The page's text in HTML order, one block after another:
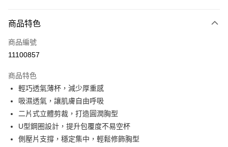
信用卡一次付款
超商取貨付款
Apple Pay
街口支付
悠遊付
全盈+PAY
商品特色
商品編號
11100857
商品特色
輕巧透氣薄杯，減少厚重感
吸濕透氣，讓肌膚自由呼吸
二片式立體剪裁，打造圓潤胸型
U型鋼圈設計，提升包覆度不易空杯
側壓片支撐，穩定集中，輕鬆修飾胸型